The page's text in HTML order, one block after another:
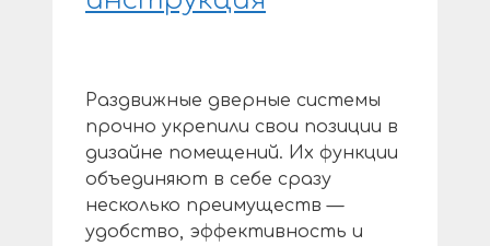
Раздвижные дверные системы
прочно укрепили свои позиции в
дизайне помещений. Их функции
объединяют в себе сразу
несколько преимуществ —
удобство, эффективность и